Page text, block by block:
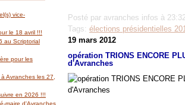
vice-
le 18 avril !!!
au Scriptorial
pour les
Avranches les 27,
en 2026 !!!
maire d'Avranches
Posté par avranches infos à
Tags: élections présidentielles
19 mars 2012
opération TRIONS ENCORE
d'Avranches